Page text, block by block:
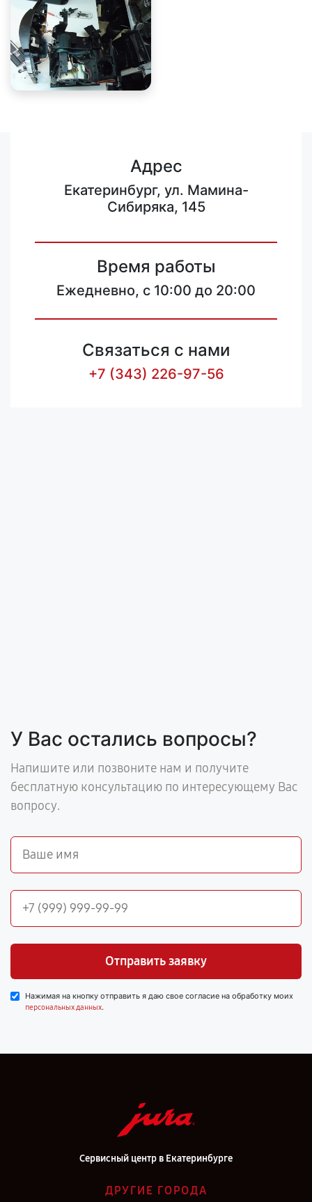
Адрес
Екатеринбург, ул. Мамина-
Сибиряка, 145
Время работы
Ежедневно, с 10:00 до 20:00
Связаться с нами
+7 (343) 226-97-56
У Вас остались вопросы?
Напишите или позвоните нам и получите
бесплатную консультацию по интересующему Вас
вопросу.
Отправить заявку
Нажимая на кнопку отправить я даю свое согласие на обработку моих
персональных данных.
Сервисный центр в Екатеринбурге
ДРУГИЕ ГОРОДА